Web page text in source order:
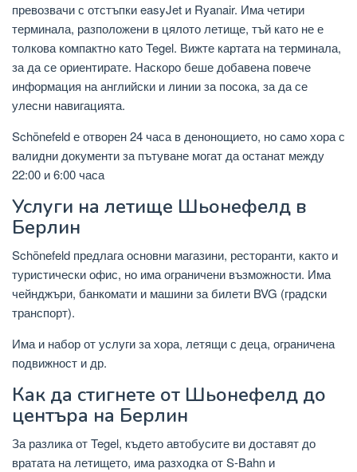
превозвачи с отстъпки easyJet и Ryanair. Има четири
терминала, разположени в цялото летище, тъй като не е
толкова компактно като Tegel. Вижте картата на терминала,
за да се ориентирате. Наскоро беше добавена повече
информация на английски и линии за посока, за да се
улесни навигацията.
Schönefeld е отворен 24 часа в денонощието, но само хора с
валидни документи за пътуване могат да останат между
22:00 и 6:00 часа
Услуги на летище Шьонефелд в
Берлин
Schönefeld предлага основни магазини, ресторанти, както и
туристически офис, но има ограничени възможности. Има
чейнджъри, банкомати и машини за билети BVG (градски
транспорт).
Има и набор от услуги за хора, летящи с деца, ограничена
подвижност и др.
Как да стигнете от Шьонефелд до
центъра на Берлин
За разлика от Tegel, където автобусите ви доставят до
вратата на летището, има разходка от S-Bahn и